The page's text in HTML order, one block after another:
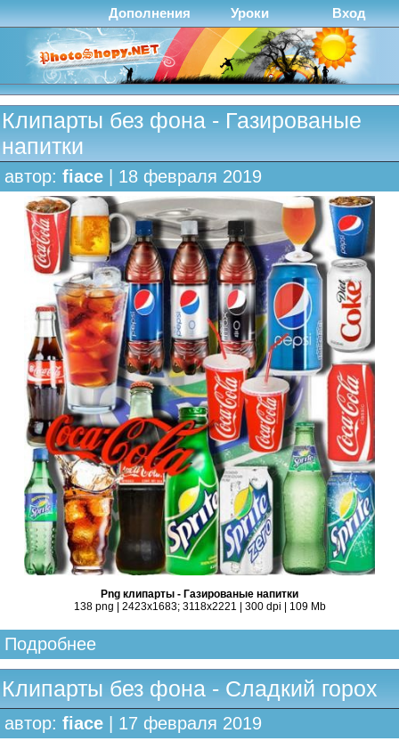
Дополнения Уроки Вход
Клипарты без фона - Газированые
напитки
автор: fiace | 18 февраля 2019
Png клипарты - Газированые напитки
138 png | 2423x1683; 3118х2221 | 300 dpi | 109 Mb
Подробнее
Клипарты без фона - Сладкий горох
автор: fiace | 17 февраля 2019